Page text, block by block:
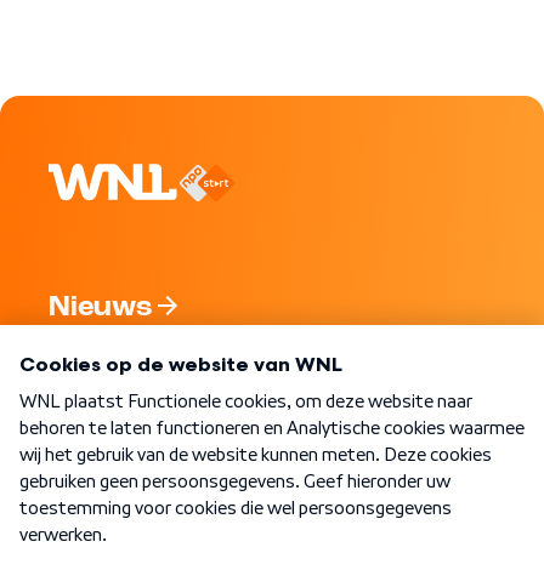
Nieuws
Nieuwsbrief
Word Lid